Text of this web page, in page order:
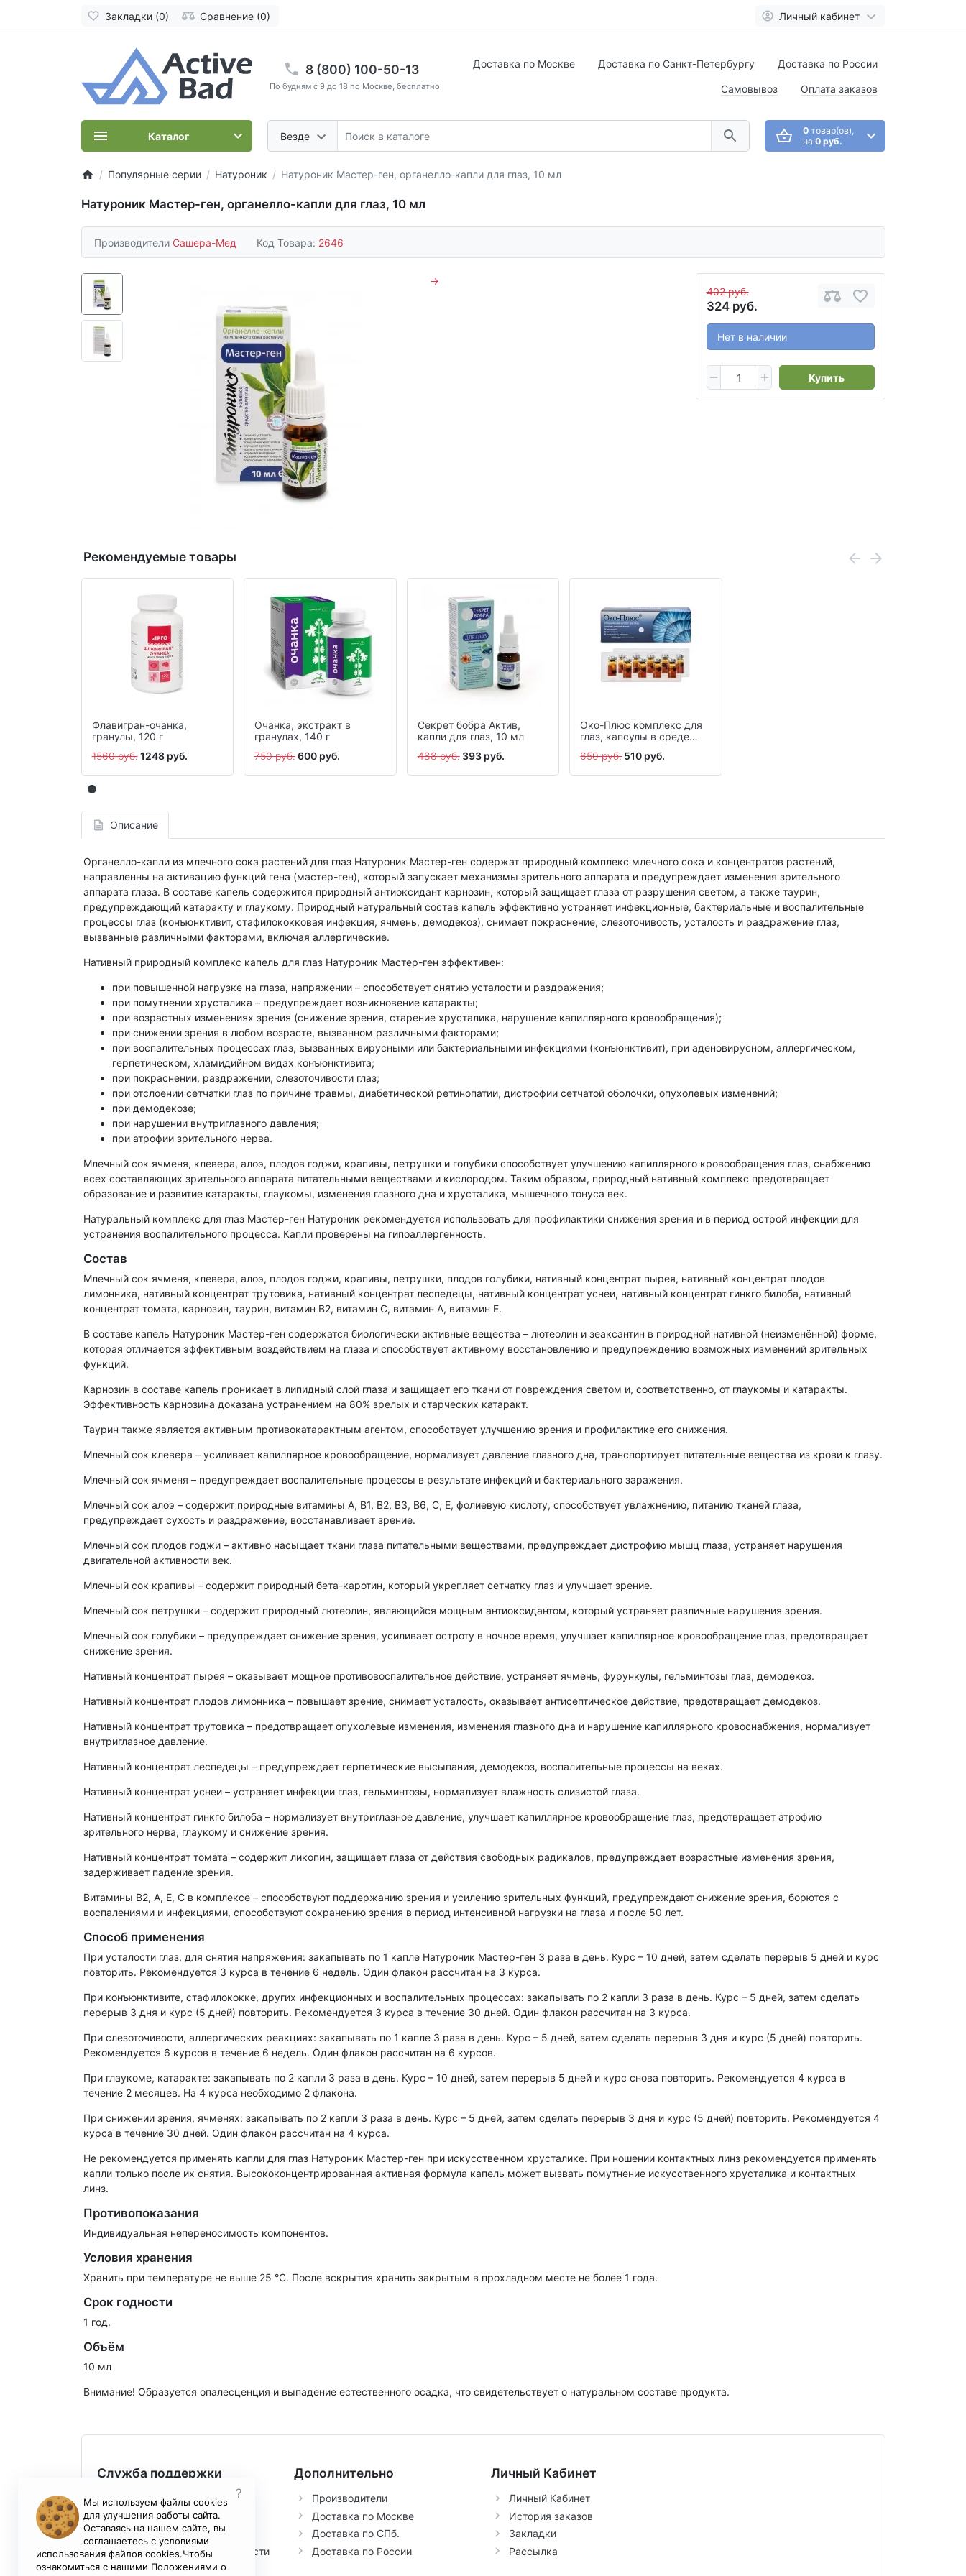
Закладки (0) Сравнение (0) Личный кабинет
8 (800) 100-50-13
По будням с 9 до 18 по Москве, бесплатно
Везде
Доставка по Москве Доставка по Санкт-Петербургу Доставка по России
Самовывоз Оплата заказов
0товар(ов),
на 0 руб.
Каталог
Популярные серии Натуроник Натуроник Мастер-ген, органелло-капли для глаз, 10 мл
Натуроник Мастер-ген, органелло-капли для глаз, 10 мл
Производители Сашера-Мед Код Товара: 2646
402 руб.
324 руб.
Нет в наличии
Купить
→
Рекомендуемые товары
Флавигран-очанка,
гранулы, 120 г
1560 руб. 1248 руб.
Очанка, экстракт в
гранулах, 140 г
750 руб.600 руб.
Секрет бобра Актив,
капли для глаз, 10 мл
488 руб. 393 руб.
Око-Плюс комплекс для
глаз, капсулы в среде
650 руб. 510 руб.
Описание
Органелло-капли из млечного сока растений для глаз Натуроник Мастер-ген содержат природный комплекс млечного сока и концентратов растений,
направленны на активацию функций гена (мастер-ген), который запускает механизмы зрительного аппарата и предупреждает изменения зрительного
аппарата глаза. В составе капель содержится природный антиоксидант карнозин, который защищает глаза от разрушения светом, а также таурин,
предупреждающий катаракту и глаукому. Природный натуральный состав капель эффективно устраняет инфекционные, бактериальные и воспалительные
процессы глаз (конъюнктивит, стафилококковая инфекция, ячмень, демодекоз), снимает покраснение, слезоточивость, усталость и раздражение глаз,
вызванные различными факторами, включая аллергические.
Нативный природный комплекс капель для глаз Натуроник Мастер-ген эффективен:
при повышенной нагрузке на глаза, напряжении – способствует снятию усталости и раздражения;
при помутнении хрусталика – предупреждает возникновение катаракты;
при возрастных изменениях зрения (снижение зрения, старение хрусталика, нарушение капиллярного кровообращения);
при снижении зрения в любом возрасте, вызванном различными факторами;
при воспалительных процессах глаз, вызванных вирусными или бактериальными инфекциями (конъюнктивит), при аденовирусном, аллергическом,
герпетическом, хламидийном видах конъюнктивита;
при покраснении, раздражении, слезоточивости глаз;
при отслоении сетчатки глаз по причине травмы, диабетической ретинопатии, дистрофии сетчатой оболочки, опухолевых изменений;
при демодекозе;
при нарушении внутриглазного давления;
при атрофии зрительного нерва.
Млечный сок ячменя, клевера, алоэ, плодов годжи, крапивы, петрушки и голубики способствует улучшению капиллярного кровообращения глаз, снабжению
всех составляющих зрительного аппарата питательными веществами и кислородом. Таким образом, природный нативный комплекс предотвращает
образование и развитие катаракты, глаукомы, изменения глазного дна и хрусталика, мышечного тонуса век.
Натуральный комплекс для глаз Мастер-ген Натуроник рекомендуется использовать для профилактики снижения зрения и в период острой инфекции для
устранения воспалительного процесса. Капли проверены на гипоаллергенность.
Состав
Млечный сок ячменя, клевера, алоэ, плодов годжи, крапивы, петрушки, плодов голубики, нативный концентрат пырея, нативный концентрат плодов
лимонника, нативный концентрат трутовика, нативный концентрат леспедецы, нативный концентрат уснеи, нативный концентрат гинкго билоба, нативный
концентрат томата, карнозин, таурин, витамин В2, витамин С, витамин А, витамин Е.
В составе капель Натуроник Мастер-ген содержатся биологически активные вещества – лютеолин и зеаксантин в природной нативной (неизменённой) форме,
которая отличается эффективным воздействием на глаза и способствует активному восстановлению и предупреждению возможных изменений зрительных
функций.
Карнозин в составе капель проникает в липидный слой глаза и защищает его ткани от повреждения светом и, соответственно, от глаукомы и катаракты.
Эффективность карнозина доказана устранением на 80% зрелых и старческих катаракт.
Таурин также является активным противокатарактным агентом, способствует улучшению зрения и профилактике его снижения.
Млечный сок клевера – усиливает капиллярное кровообращение, нормализует давление глазного дна, транспортирует питательные вещества из крови к глазу.
Млечный сок ячменя – предупреждает воспалительные процессы в результате инфекций и бактериального заражения.
Млечный сок алоэ – содержит природные витамины А, В1, В2, В3, В6, С, Е, фолиевую кислоту, способствует увлажнению, питанию тканей глаза,
предупреждает сухость и раздражение, восстанавливает зрение.
Млечный сок плодов годжи – активно насыщает ткани глаза питательными веществами, предупреждает дистрофию мышц глаза, устраняет нарушения
двигательной активности век.
Млечный сок крапивы – содержит природный бета-каротин, который укрепляет сетчатку глаз и улучшает зрение.
Млечный сок петрушки – содержит природный лютеолин, являющийся мощным антиоксидантом, который устраняет различные нарушения зрения.
Млечный сок голубики – предупреждает снижение зрения, усиливает остроту в ночное время, улучшает капиллярное кровообращение глаз, предотвращает
снижение зрения.
Нативный концентрат пырея – оказывает мощное противовоспалительное действие, устраняет ячмень, фурункулы, гельминтозы глаз, демодекоз.
Нативный концентрат плодов лимонника – повышает зрение, снимает усталость, оказывает антисептическое действие, предотвращает демодекоз.
Нативный концентрат трутовика – предотвращает опухолевые изменения, изменения глазного дна и нарушение капиллярного кровоснабжения, нормализует
внутриглазное давление.
Нативный концентрат леспедецы – предупреждает герпетические высыпания, демодекоз, воспалительные процессы на веках.
Нативный концентрат уснеи – устраняет инфекции глаз, гельминтозы, нормализует влажность слизистой глаза.
Нативный концентрат гинкго билоба – нормализует внутриглазное давление, улучшает капиллярное кровообращение глаз, предотвращает атрофию
зрительного нерва, глаукому и снижение зрения.
Нативный концентрат томата – содержит ликопин, защищает глаза от действия свободных радикалов, предупреждает возрастные изменения зрения,
задерживает падение зрения.
Витамины В2, А, Е, С в комплексе – способствуют поддержанию зрения и усилению зрительных функций, предупреждают снижение зрения, борются с
воспалениями и инфекциями, способствуют сохранению зрения в период интенсивной нагрузки на глаза и после 50 лет.
Способ применения
При усталости глаз, для снятия напряжения: закапывать по 1 капле Натуроник Мастер-ген 3 раза в день. Курс – 10 дней, затем сделать перерыв 5 дней и курс
повторить. Рекомендуется 3 курса в течение 6 недель. Один флакон рассчитан на 3 курса.
При конъюнктивите, стафилококке, других инфекционных и воспалительных процессах: закапывать по 2 капли 3 раза в день. Курс – 5 дней, затем сделать
перерыв 3 дня и курс (5 дней) повторить. Рекомендуется 3 курса в течение 30 дней. Один флакон рассчитан на 3 курса.
При слезоточивости, аллергических реакциях: закапывать по 1 капле 3 раза в день. Курс – 5 дней, затем сделать перерыв 3 дня и курс (5 дней) повторить.
Рекомендуется 6 курсов в течение 6 недель. Один флакон рассчитан на 6 курсов.
При глаукоме, катаракте: закапывать по 2 капли 3 раза в день. Курс – 10 дней, затем перерыв 5 дней и курс снова повторить. Рекомендуется 4 курса в
течение 2 месяцев. На 4 курса необходимо 2 флакона.
При снижении зрения, ячменях: закапывать по 2 капли 3 раза в день. Курс – 5 дней, затем сделать перерыв 3 дня и курс (5 дней) повторить. Рекомендуется 4
курса в течение 30 дней. Один флакон рассчитан на 4 курса.
Не рекомендуется применять капли для глаз Натуроник Мастер-ген при искусственном хрусталике. При ношении контактных линз рекомендуется применять
капли только после их снятия. Высококонцентрированная активная формула капель может вызвать помутнение искусственного хрусталика и контактных
линз.
Противопоказания
Индивидуальная непереносимость компонентов.
Условия хранения
Хранить при температуре не выше 25 °С. После вскрытия хранить закрытым в прохладном месте не более 1 года.
Срок годности
1 год.
Объём
10 мл
Внимание! Образуется опалесценция и выпадение естественного осадка, что свидетельствует о натуральном составе продукта.
Служба поддержки
Контакты
Возврат товара
Условия соглашения
Политика конфиденциальности
Дополнительно
Производители
Доставка по Москве
Доставка по СПб.
Доставка по России
Личный Кабинет
Личный Кабинет
История заказов
Закладки
Рассылка
Мы используем файлы cookies
для улучшения работы сайта.
Оставаясь на нашем сайте, вы
соглашаетесь с условиями
использования файлов cookies.Чтобы
ознакомиться с нашими Положениями о
?